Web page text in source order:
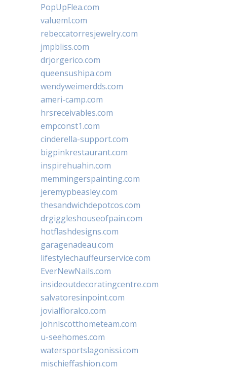
PopUpFlea.com
valueml.com
rebeccatorresjewelry.com
jmpbliss.com
drjorgerico.com
queensushipa.com
wendyweimerdds.com
ameri-camp.com
hrsreceivables.com
empconst1.com
cinderella-support.com
bigpinkrestaurant.com
inspirehuahin.com
memmingerspainting.com
jeremypbeasley.com
thesandwichdepotcos.com
drgiggleshouseofpain.com
hotflashdesigns.com
garagenadeau.com
lifestylechauffeurservice.com
EverNewNails.com
insideoutdecoratingcentre.com
salvatoresinpoint.com
jovialfloralco.com
johnlscotthometeam.com
u-seehomes.com
watersportslagonissi.com
mischieffashion.com